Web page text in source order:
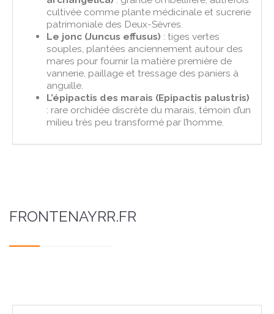
cultivée comme plante médicinale et sucrerie
patrimoniale des Deux-Sèvres.
Le jonc (Juncus effusus) : tiges vertes
souples, plantées anciennement autour des
mares pour fournir la matière première de
vannerie, paillage et tressage des paniers à
anguille.
L’épipactis des marais (Epipactis palustris)
: rare orchidée discrète du marais, témoin d’un
milieu très peu transformé par l’homme.
FRONTENAYRR.FR